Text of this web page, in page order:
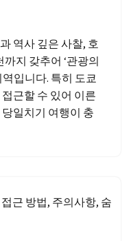
역사 깊은 사찰, 호
지 갖추어 ‘관광의
입니다. 특히 도쿄
근할 수 있어 이른
일치기 여행이 충